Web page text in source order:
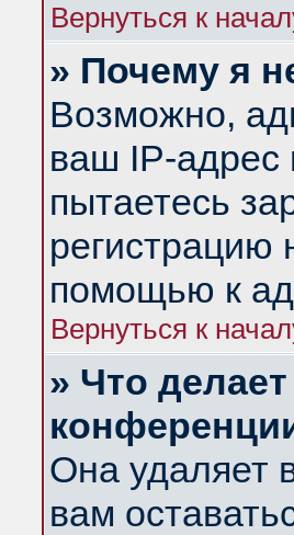
Вернуться к
» Почему я
Возможно,
ваш IP-адрес
пытаетесь
регистрацию
помощью к
Вернуться к
» Что
Она удаляет
вам